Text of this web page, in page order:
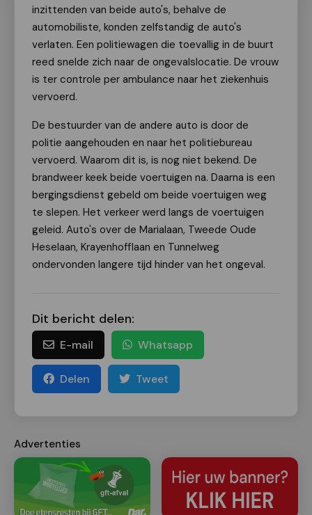
inzittenden van beide auto's, behalve de
automobiliste, konden zelfstandig de auto's
verlaten. Een politiewagen die toevallig in de buurt
reed snelde zich naar de ongevalslocatie. De vrouw
is ter controle per ambulance naar het ziekenhuis
vervoerd.
De bestuurder van de andere auto is door de
politie aangehouden en naar het politiebureau
vervoerd. Waarom dit is, is nog niet bekend. De
brandweer keek beide voertuigen na. Daarna is een
bergingsdienst gebeld om beide voertuigen weg
te slepen. Het verkeer werd langs de voertuigen
geleid. Auto's over de Marialaan, Tweede Oude
Heselaan, Krayenhofflaan en Tunnelweg
ondervonden langere tijd hinder van het ongeval.
Dit bericht delen:
E-mail Whatsapp
Delen Tweet
Advertenties